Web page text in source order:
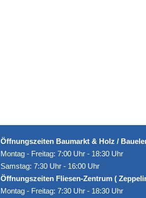
Öffnungszeiten Baumarkt & Holz /
Montag - Freitag: 7:00 Uhr - 18:30 Uhr
Samstag: 7:30 Uhr - 16:00 Uhr
Öffnungszeiten Fliesen-Zentrum (
Montag - Freitag: 7:30 Uhr - 18:30 Uhr